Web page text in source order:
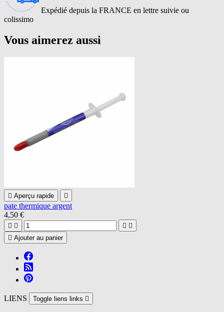
Expédié depuis la FRANCE en lettre suivie ou
colissimo
Vous aimerez aussi
 Aperçu rapide 
pate thermique argent
4,50 €
   
 Ajouter au panier
LIENS Toggle liens links 